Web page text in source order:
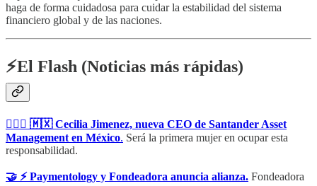
haga de forma cuidadosa para cuidar la estabilidad del sistema
financiero global y de las naciones.
⚡️El Flash (Noticias más rápidas)
🙋🏻‍♀️ 🇲🇽 Cecilia Jimenez, nueva CEO de Santander Asset
Management en México. Será la primera mujer en ocupar esta
responsabilidad.
🤝 ⚡️ Paymentology y Fondeadora anuncia alianza. Fondeadora